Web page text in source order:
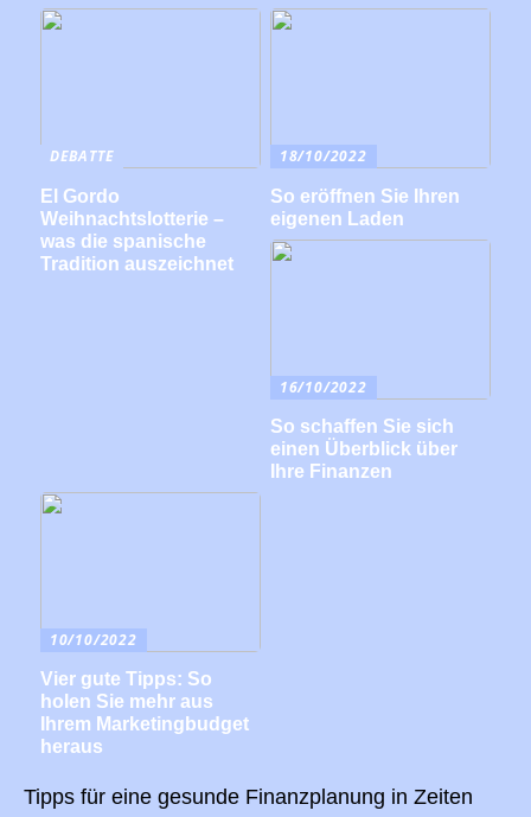
DEBATTE
El Gordo
Weihnachtslotterie –
was die spanische
Tradition auszeichnet
18/10/2022
So eröffnen Sie Ihren
eigenen Laden
16/10/2022
So schaffen Sie sich
einen Überblick über
Ihre Finanzen
10/10/2022
Vier gute Tipps: So
holen Sie mehr aus
Ihrem Marketingbudget
heraus
Tipps für eine gesunde Finanzplanung in Zeiten